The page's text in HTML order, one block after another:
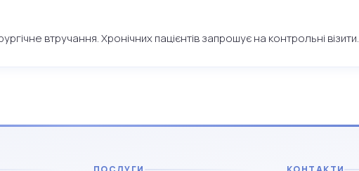
втручання. Хронічних пацієнтів запрошує на контрольні візити.